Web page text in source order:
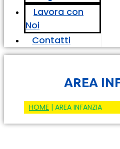
Lavora con
Noi
Contatti
AREA
HOME | AREA INFANZIA